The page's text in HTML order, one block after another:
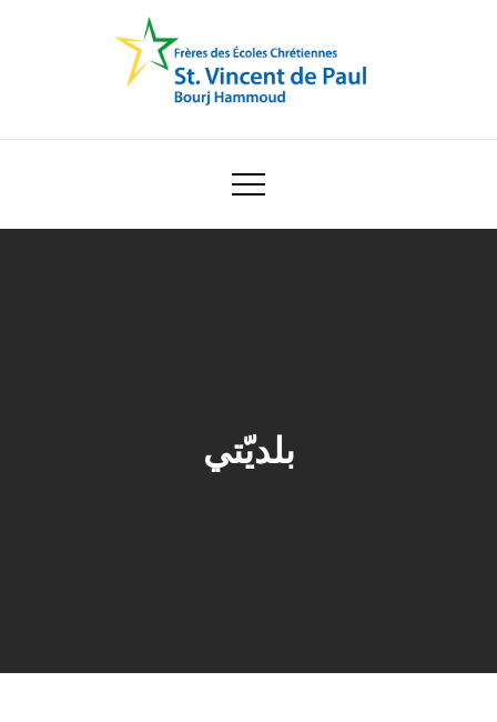
Ecole Saint Vincent de Paul
بلديّتي